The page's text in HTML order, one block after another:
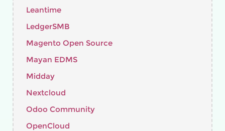
Leantime
LedgerSMB
Magento Open Source
Mayan EDMS
Midday
Nextcloud
Odoo Community
OpenCloud